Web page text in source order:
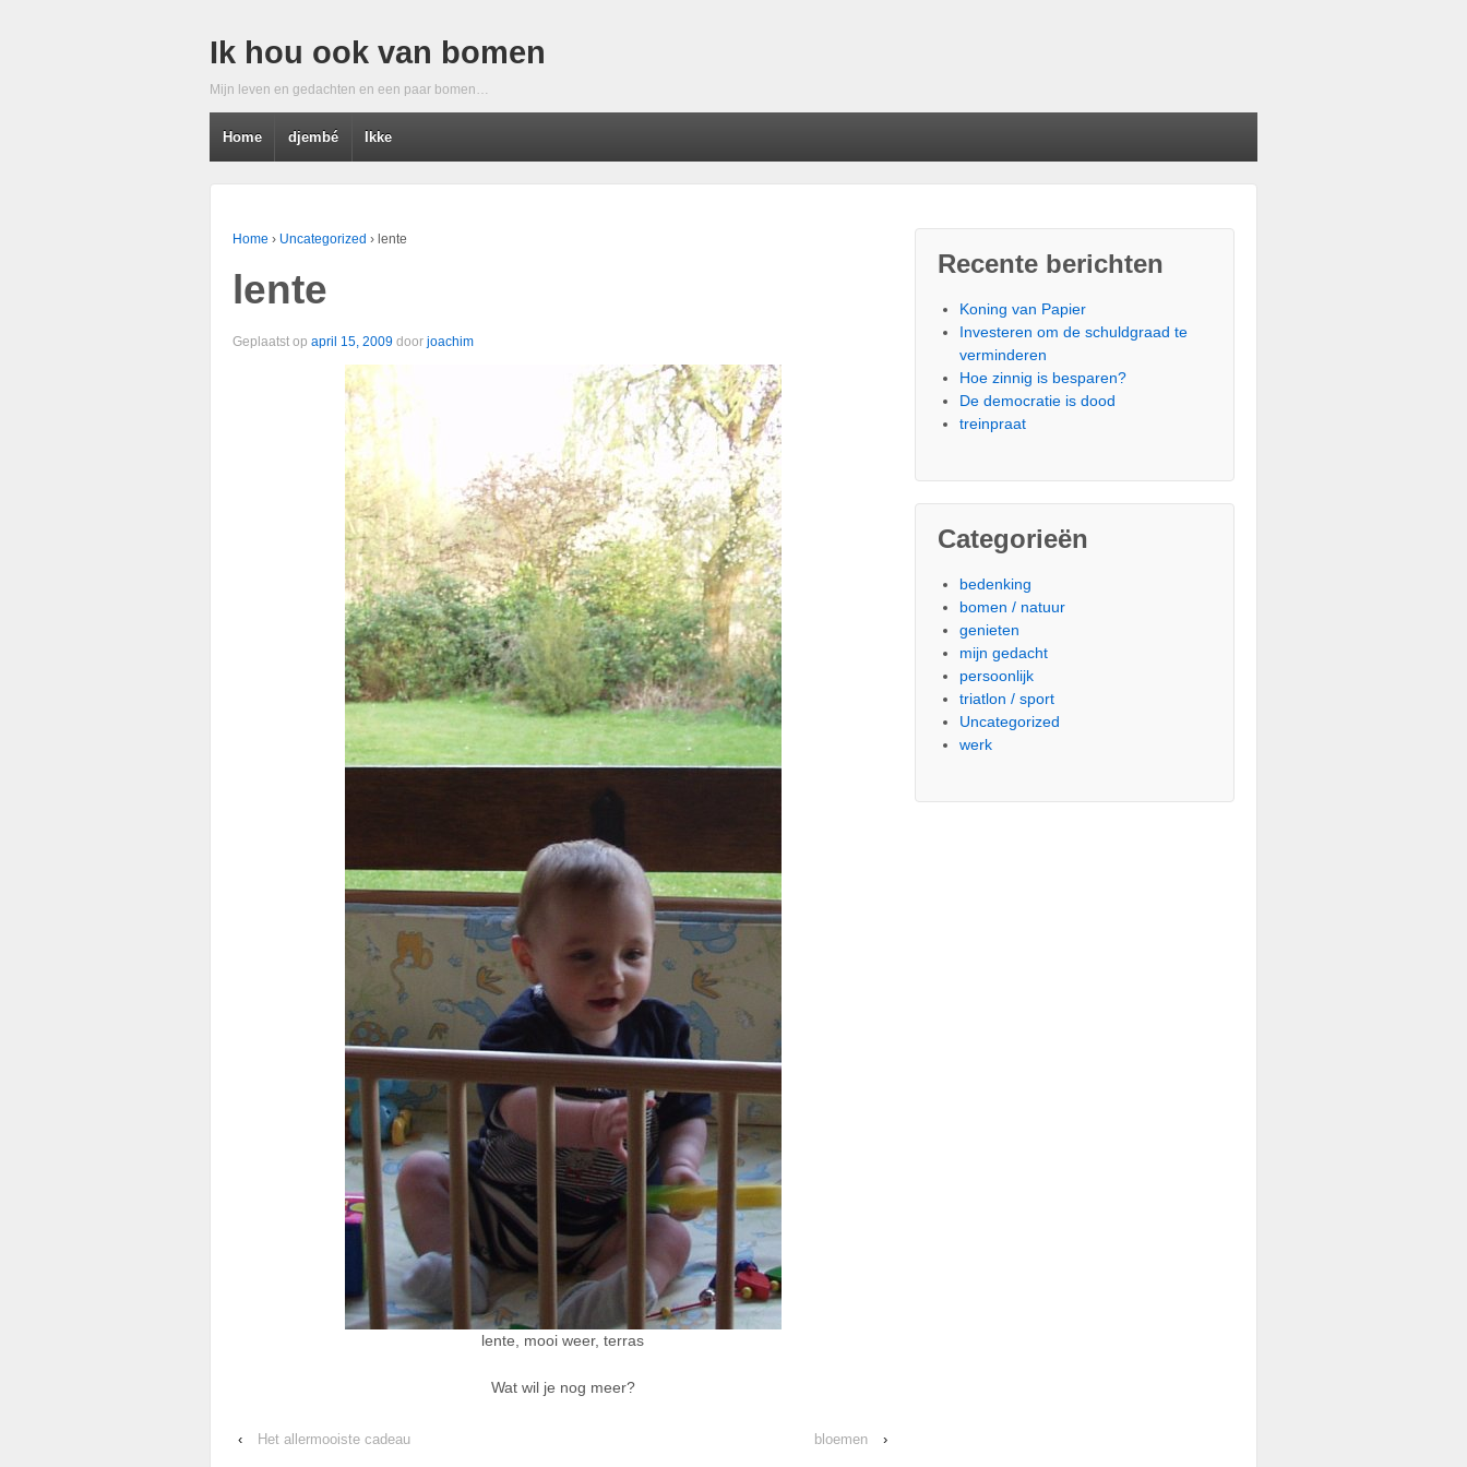
Ik hou ook van bomen
Mijn leven en gedachten en een paar bomen…
Home djembé Ikke
Home › Uncategorized › lente
lente
Geplaatst op april 15, 2009 door joachim
lente, mooi weer, terras
Wat wil je nog meer?
‹ Het allermooiste cadeau bloemen ›
Recente berichten
Koning van Papier
Investeren om de schuldgraad te
verminderen
Hoe zinnig is besparen?
De democratie is dood
treinpraat
Categorieën
bedenking
bomen / natuur
genieten
mijn gedacht
persoonlijk
triatlon / sport
Uncategorized
werk